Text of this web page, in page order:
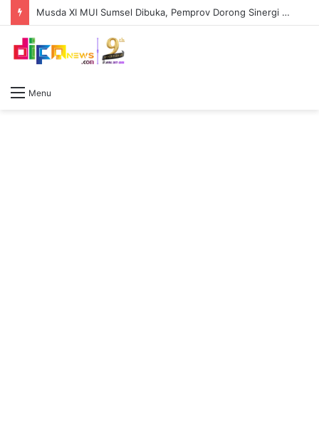
Musda XI MUI Sumsel Dibuka, Pemprov Dorong Sinergi Ulama dan Pemerintah Perkuat Pembangunan Daerah
Menu